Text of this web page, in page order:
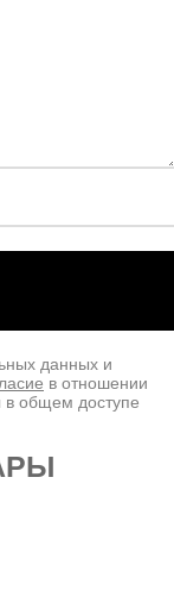
данных и
в отношении
общем доступе